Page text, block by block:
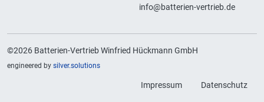
info@batterien-vertrieb.de
©2026 Batterien-Vertrieb Winfried Hückmann GmbH
engineered by silver.solutions
Impressum Datenschutz